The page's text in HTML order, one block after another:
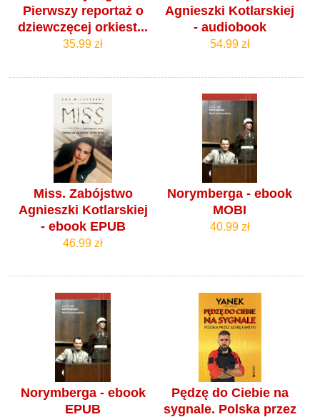
Pierwszy reportaż o
dziewczęcej orkiest...
35.99 zł
Agnieszki Kotlarskiej
- audiobook
54.99 zł
Miss. Zabójstwo
Agnieszki Kotlarskiej
- ebook EPUB
46.99 zł
Norymberga - ebook
MOBI
40.99 zł
Norymberga - ebook
EPUB
Pędzę do Ciebie na
sygnale. Polska przez